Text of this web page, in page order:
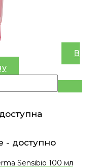
В
доступна
- доступно
Sensibio 100 мл